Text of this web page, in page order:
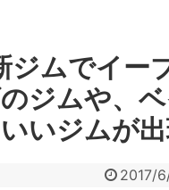
ジムでイー
ジムや、
いジムが出
2017/